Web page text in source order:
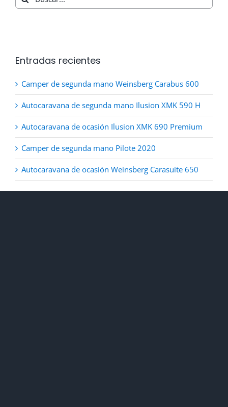
Entradas recientes
Camper de segunda mano Weinsberg Carabus 600
Autocaravana de segunda mano Ilusion XMK 590 H
Autocaravana de ocasión Ilusion XMK 690 Premium
Camper de segunda mano Pilote 2020
Autocaravana de ocasión Weinsberg Carasuite 650